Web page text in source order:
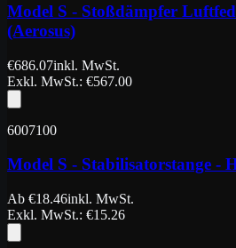
Model S - Stoßdämpfer
(Aerosus)
€686.07inkl. MwSt.
Exkl. MwSt.: €567.00
6007100
Model S - Stabilisatorstange -
Ab €18.46inkl. MwSt.
Exkl. MwSt.: €15.26